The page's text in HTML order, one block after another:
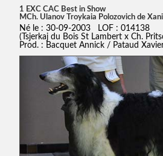
1 EXC CAC Best in Show
MCh. Ulanov Troykaia Polozovich de
Né le : 30-09-2003 LOF : 014138
(Tsjerkaj du Bois St Lambert x Ch.
Prod. : Bacquet Annick / Pataud